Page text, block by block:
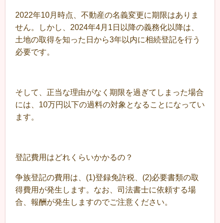
2022年10月時点、不動産の名義変更に期限はありま
せん。しかし、2024年4月1日以降の義務化以降は、
土地の取得を知った日から3年以内に相続登記を行う
必要です。
そして、正当な理由がなく期限を過ぎてしまった場合
には、10万円以下の過料の対象となることになってい
ます。
登記費用はどれくらいかかるの？
争族登記の費用は、(1)登録免許税、(2)必要書類の取
得費用が発生します。なお、司法書士に依頼する場
合、報酬が発生しますのでご注意ください。